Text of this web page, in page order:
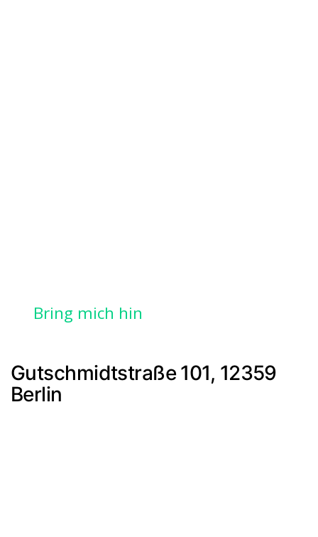
Bring mich hin
Gutschmidtstraße 101, 12359
Berlin